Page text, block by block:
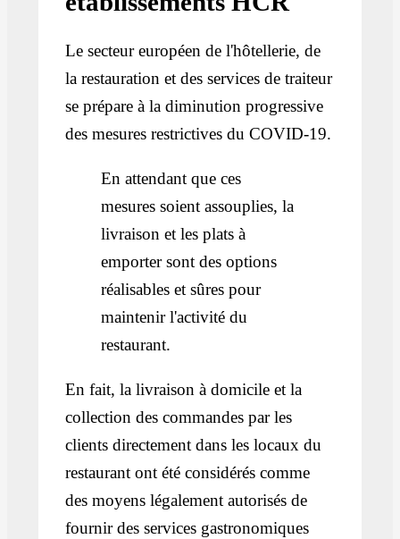
Le secteur européen de l'hôtellerie, de
la restauration et des services de traiteur
se prépare à la diminution progressive
des mesures restrictives du COVID-19.
En attendant que ces
mesures soient assouplies, la
livraison et les plats à
emporter sont des options
réalisables et sûres pour
maintenir l'activité du
restaurant.
En fait, la livraison à domicile et la
collection des commandes par les
clients directement dans les locaux du
restaurant ont été considérés comme
des moyens légalement autorisés de
fournir des services gastronomiques